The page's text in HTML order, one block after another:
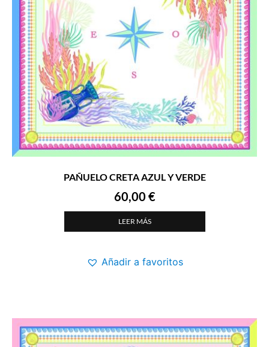
PAÑUELO CRETA AZUL Y VERDE
60,00 €
LEER MÁS
Añadir a favoritos